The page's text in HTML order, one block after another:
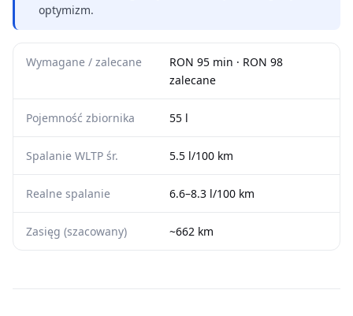
optymizm.
Wymagane / zalecane
RON 95 min · RON 98
zalecane
Pojemność zbiornika 55 l
Spalanie WLTP śr. 5.5 l/100 km
Realne spalanie 6.6–8.3 l/100 km
Zasięg (szacowany) ~662 km